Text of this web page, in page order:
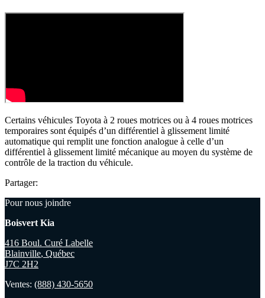
Certains véhicules Toyota à 2 roues motrices ou à 4 roues motrices
temporaires sont équipés d’un différentiel à glissement limité
automatique qui remplit une fonction analogue à celle d’un
différentiel à glissement limité mécanique au moyen du système de
contrôle de la traction du véhicule.
Partager:
Pour nous joindre
Boisvert Kia
416 Boul. Curé Labelle
Blainville, Québec
J7C 2H2
Ventes: (888) 430-5650